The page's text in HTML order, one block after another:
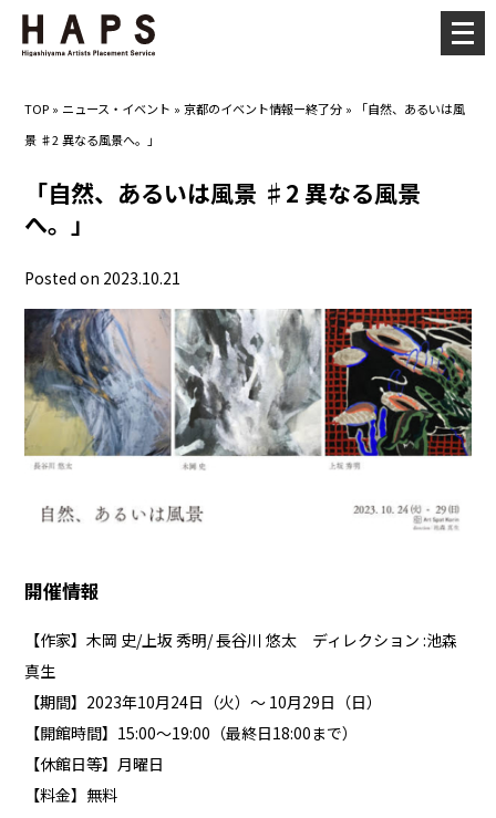
TOP » ニュース・イベント »京都のイベント情報ー終了分 »
「自然、あるいは風
景 ♯2 異なる風景へ。」
「自然、あるいは風景 ♯2 異なる風景
へ。」
Posted on 2023.10.21
開催情報
【作家】木岡 史/上坂 秀明/ 長谷川 悠太 ディレクション :池森
真生
【期間】2023年10月24日（火）～ 10月29日（日）
【開館時間】15:00～19:00（最終日18:00まで）
【休館日等】月曜日
【料金】無料
メ
ニ
ー